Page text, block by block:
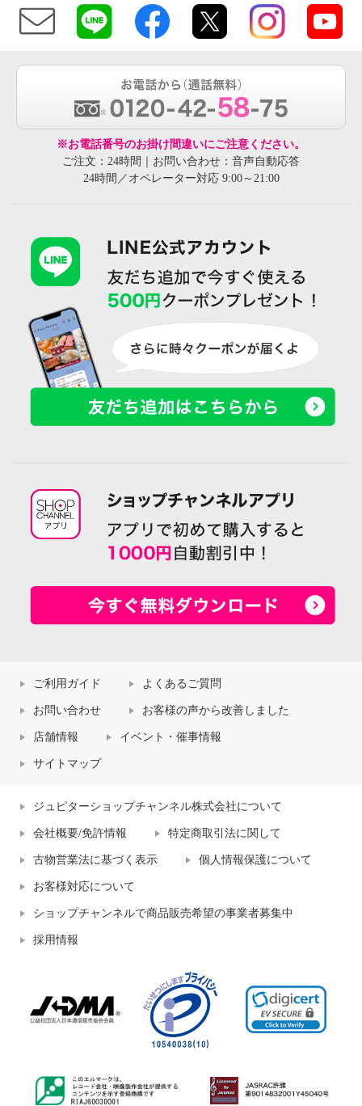
※お電話番号のお掛け間違いにご注意ください。
ご注文：24時間｜お問い合わせ：音声自動応答
24時間／オペレーター対応 9:00～21:00
ご利用ガイド よくあるご質問
お問い合わせ お客様の声から改善しました
店舗情報 イベント・催事情報
サイトマップ
ジュピターショップチャンネル株式会社について
会社概要/免許情報 特定商取引法に関して
古物営業法に基づく表示 個人情報保護について
お客様対応について
ショップチャンネルで商品販売希望の事業者募集中
採用情報